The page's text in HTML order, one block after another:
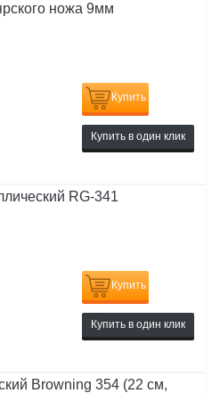
ножа 9мм
Купить
Купить в один клик
RG-341
Купить
Купить в один клик
Browning 354 (22 см,